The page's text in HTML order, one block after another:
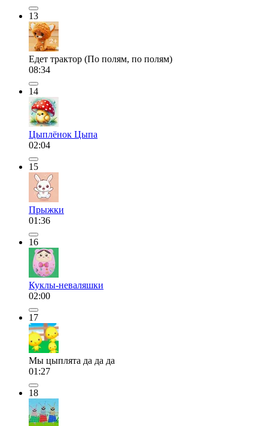
13
Едет трактор (По полям, по полям)
08:34
14
Цыплёнок Цыпа
02:04
15
Прыжки
01:36
16
Куклы-неваляшки
02:00
17
Мы цыплята да да да
01:27
18